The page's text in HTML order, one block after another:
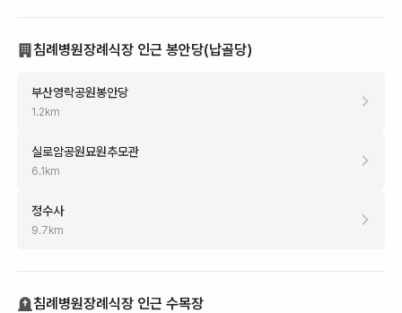
침례병원장례식장 인근 봉안당(납골당)
부산영락공원봉안당
1.2 km
실로암공원묘원추모관
6.1 km
정수사
9.7 km
침례병원장례식장 인근 수목장